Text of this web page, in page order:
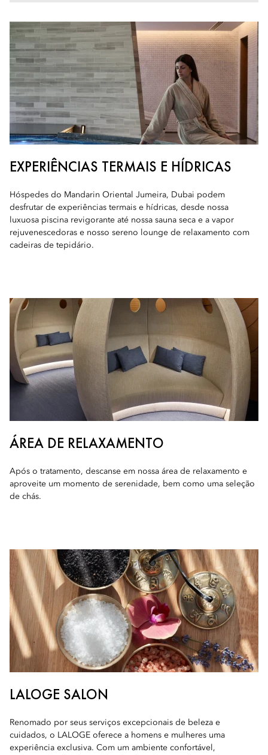
EXPERIÊNCIAS TERMAIS E HÍDRICAS
Hóspedes do Mandarin Oriental Jumeira, Dubai podem
desfrutar de experiências termais e hídricas, desde nossa
luxuosa piscina revigorante até nossa sauna seca e a vapor
rejuvenescedoras e nosso sereno lounge de relaxamento com
cadeiras de tepidário.
ÁREA DE RELAXAMENTO
Após o tratamento, descanse em nossa área de relaxamento e
aproveite um momento de serenidade, bem como uma seleção
de chás.
LALOGE SALON
Renomado por seus serviços excepcionais de beleza e
cuidados, o LALOGE oferece a homens e mulheres uma
experiência exclusiva. Com um ambiente confortável,